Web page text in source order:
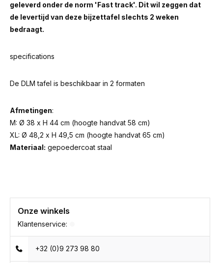
geleverd onder de norm 'Fast track'. Dit wil zeggen dat
de levertijd van deze bijzettafel slechts 2 weken
bedraagt.
specifications
De DLM tafel is beschikbaar in 2 formaten
Afmetingen:
M: Ø 38 x H 44 cm (hoogte handvat 58 cm)
XL: Ø 48,2 x H 49,5 cm (hoogte handvat 65 cm)
Materiaal: gepoedercoat staal
Onze winkels
Klantenservice:
+32 (0)9 273 98 80